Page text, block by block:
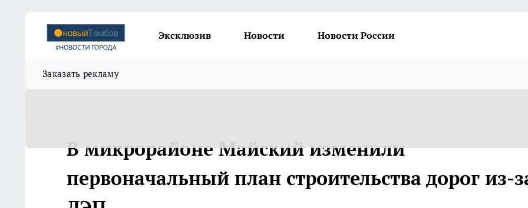
Эксклюзив Новости Новости России
Заказать рекламу
В микрорайоне Майский изменили
первоначальный план строительства дорог из-